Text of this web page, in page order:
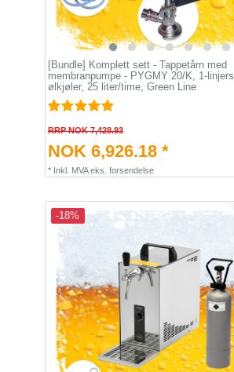
[Bundle] Komplett sett - Tappetårn med
membranpumpe - PYGMY 20/K, 1-linjers
ølkjøler, 25 liter/time, Green Line
RRP NOK 7,428.93
NOK 6,926.18 *
* Inkl. MVAeks. forsendelse
-18%